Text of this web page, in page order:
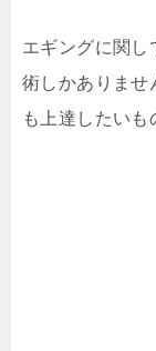
エギングに関し
術しかありませ
も上達したい